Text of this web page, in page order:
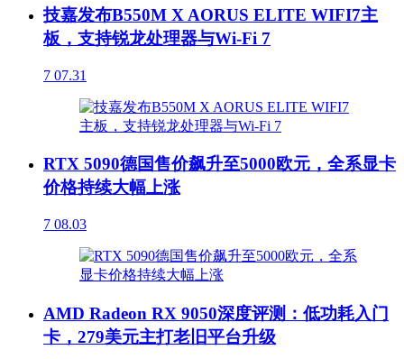
技嘉发布B550M X AORUS ELITE WIFI7主
板，支持锐龙处理器与Wi-Fi 7
7 07.31
RTX 5090德国售价飙升至5000欧元，全系显卡
价格持续大幅上涨
7 08.03
AMD Radeon RX 9050深度评测：低功耗入门
卡，279美元主打老旧平台升级